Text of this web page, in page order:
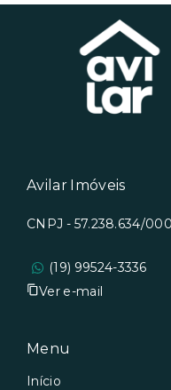
Avilar Imóveis
CNPJ - 57.238.634/
(19) 99524-3336
Ver e-mail
Menu
Início